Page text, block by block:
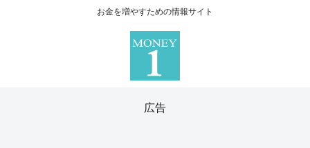
お金を増やすための情報サイト
広告